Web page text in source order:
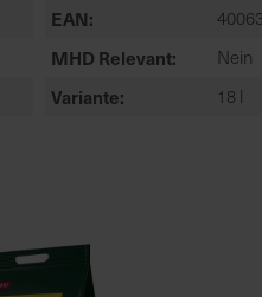
EAN
MHD Relevant Nein
Variante 18 l